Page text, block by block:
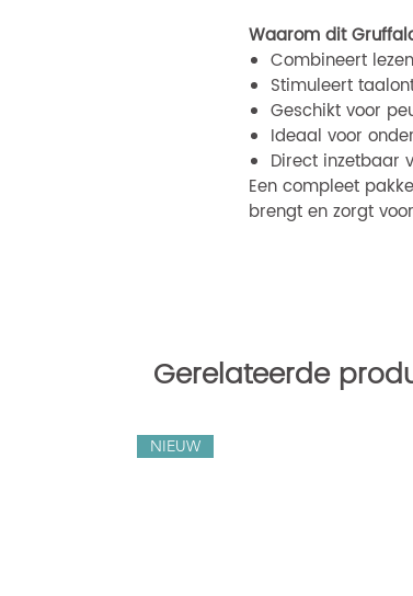
Waarom dit
Combineert
Stimuleert
Geschikt voor
Ideaal voor
Direct inzetbaar
Een compleet
brengt en zorgt
Gerelateerde
NIEUW